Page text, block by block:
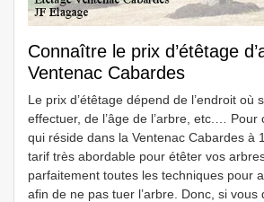
Connaître le prix d’étêtage
Ventenac Cabardes
Le prix d’étêtage dépend de l’endroit où
effectuer, de l’âge de l’arbre, etc.… Pour
qui réside dans la Ventenac Cabardes à
tarif très abordable pour étêter vos
parfaitement toutes les techniques pour
afin de ne pas tuer l’arbre. Donc, si vous